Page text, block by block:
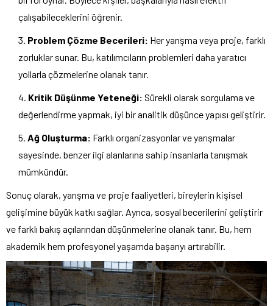
çalışabileceklerini öğrenir.
Problem Çözme Becerileri: Her yarışma veya proje, farklı
zorluklar sunar. Bu, katılımcıların problemleri daha yaratıcı
yollarla çözmelerine olanak tanır.
Kritik Düşünme Yeteneği: Sürekli olarak sorgulama ve
değerlendirme yapmak, iyi bir analitik düşünce yapısı geliştirir.
Ağ Oluşturma: Farklı organizasyonlar ve yarışmalar
sayesinde, benzer ilgi alanlarına sahip insanlarla tanışmak
mümkündür.
Sonuç olarak, yarışma ve proje faaliyetleri, bireylerin kişisel
gelişimine büyük katkı sağlar. Ayrıca, sosyal becerilerini geliştirir
ve farklı bakış açılarından düşünmelerine olanak tanır. Bu, hem
akademik hem profesyonel yaşamda başarıyı artırabilir.